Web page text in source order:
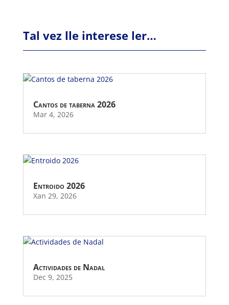
Tal vez lle interese ler…
Cantos de taberna 2026
Mar 4, 2026
Entroido 2026
Xan 29, 2026
Actividades de Nadal
Dec 9, 2025